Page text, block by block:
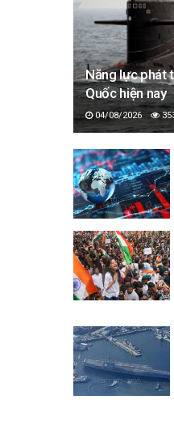
Năng lực phát
Quốc hiện nay
04/08/2026